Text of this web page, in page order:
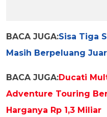
BACA JUGA:Sisa Tiga
Masih Berpeluang
BACA JUGA:Ducati
Adventure Touring
Harganya Rp 1,3 Miliar